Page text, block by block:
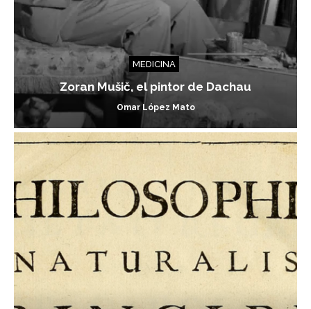
MEDICINA
Zoran Mušič, el pintor de Dachau
Omar López Mato